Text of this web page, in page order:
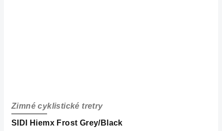
SIDI Hiemx Frost Grey/Black
Zimné cyklistické tretry